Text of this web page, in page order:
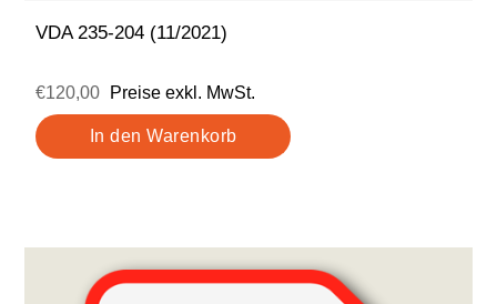
VDA 235-204 (11/2021)
€120,00 Preise exkl. MwSt.